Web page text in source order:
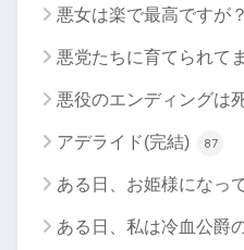
悪女は楽で最高ですが？
悪党たちに育てられて
悪役のエンディングは
アデライド(完結) 87
ある日、お姫様になっ
ある日、私は冷血公爵